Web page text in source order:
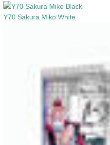
Y70 Sakura Miko White